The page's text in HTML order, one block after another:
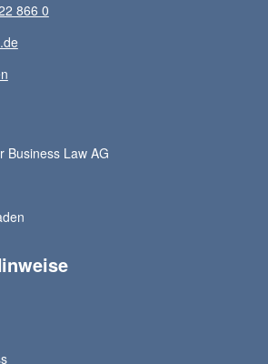
866 0
Business Law AG